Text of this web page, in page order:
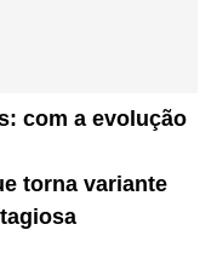
com a evolução
torna variante